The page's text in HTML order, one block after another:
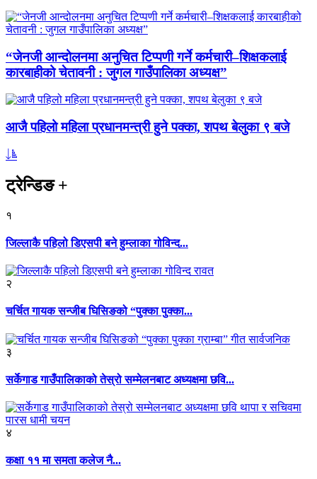
“जेनजी आन्दोलनमा अनुचित टिप्पणी गर्ने कर्मचारी–शिक्षकलाई
कारबाहीको चेतावनी : जुगल गाउँपालिका अध्यक्ष”
आजै पहिलो महिला प्रधानमन्त्री हुने पक्का, शपथ बेलुका ९ बजे
ट्रेन्डिङ+
१
जिल्लाकै पहिलो डिएसपी बने हुम्लाका गोविन्द...
२
चर्चित गायक सन्जीब घिसिङको “पुक्का पुक्का...
३
सर्केगाड गाउँपालिकाको तेस्रो सम्मेलनबाट अध्यक्षमा छवि...
४
कक्षा ११ मा समता कलेज नै...